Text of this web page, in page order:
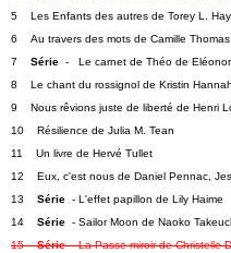
5    Les Enfants des autres de Torey L.
6    Au travers des mots de Camille
7 Série -   Le carnet de Théo de
8    Le chant du rossignol de Kristin Hannah
9    Nous rêvions juste de liberté de Henri
10    Résilience de Julia M. Tean
11    Un livre de Hervé Tullet
12    Eux, c'est nous de Daniel Pennac,
13 Série - L'effet papillon de Lily Haime
14 Série - Sailor Moon de Naoko
15 Série - La Passe-miroir de Christelle